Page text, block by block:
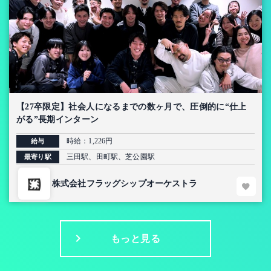
【27卒限定】社会人になるまでの数ヶ月で、圧倒的に“仕上
がる”長期インターン
給与 時給：1,226円
最寄り駅 三田駅、田町駅、芝公園駅
株式会社フラッグシップオーケストラ
もっと見る